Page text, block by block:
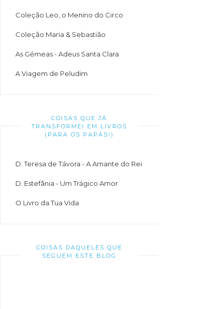
Coleção Leo, o Menino do Circo
Coleção Maria & Sebastião
As Gémeas - Adeus Santa Clara
A Viagem de Peludim
COISAS QUE JÁ
TRANSFORMEI EM LIVROS
(PARA OS PAPÁS!)
D. Teresa de Távora - A Amante do Rei
D. Estefânia - Um Trágico Amor
O Livro da Tua Vida
COISAS DAQUELES QUE
SEGUEM ESTE BLOG